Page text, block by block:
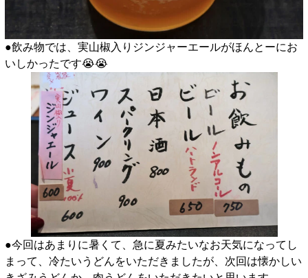
●飲み物では、実山椒入りジンジャーエールがほんとーにお
いしかったです😭😭
●今回はあまりに暑くて、急に夏みたいなお天気になってし
まって、冷たいうどんをいただきましたが、次回は懐かしい